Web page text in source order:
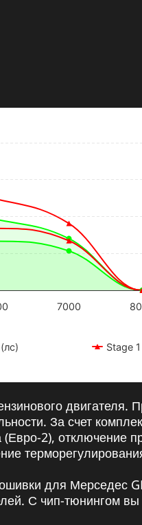
Stage
7000
двигателя.
За счет
2), отключение
для Мерседес
С чип-тюнингом вы